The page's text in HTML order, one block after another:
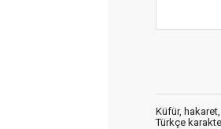
Küfür,
Türkçe